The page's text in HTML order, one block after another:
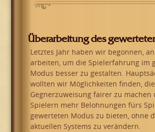
Überarbeitung des
Letztes Jahr haben wir begonnen,
arbeiten, um die Spielerfahrung im
Modus besser zu gestalten.
wollten wir Möglichkeiten finden, die
Gegnerzuweisung fairer zu machen
Spielern mehr Belohnungen fürs
gewerteten Modus zu bieten, ohne
aktuellen Systems zu verändern.